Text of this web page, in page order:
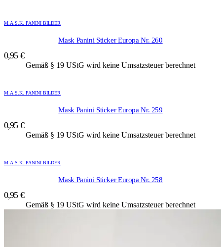
M.A.S.K. PANINI BILDER
Mask Panini Sticker Europa Nr. 260
0,95 €
Gemäß § 19 UStG wird keine Umsatzsteuer berechnet
M.A.S.K. PANINI BILDER
Mask Panini Sticker Europa Nr. 259
0,95 €
Gemäß § 19 UStG wird keine Umsatzsteuer berechnet
M.A.S.K. PANINI BILDER
Mask Panini Sticker Europa Nr. 258
0,95 €
Gemäß § 19 UStG wird keine Umsatzsteuer berechnet